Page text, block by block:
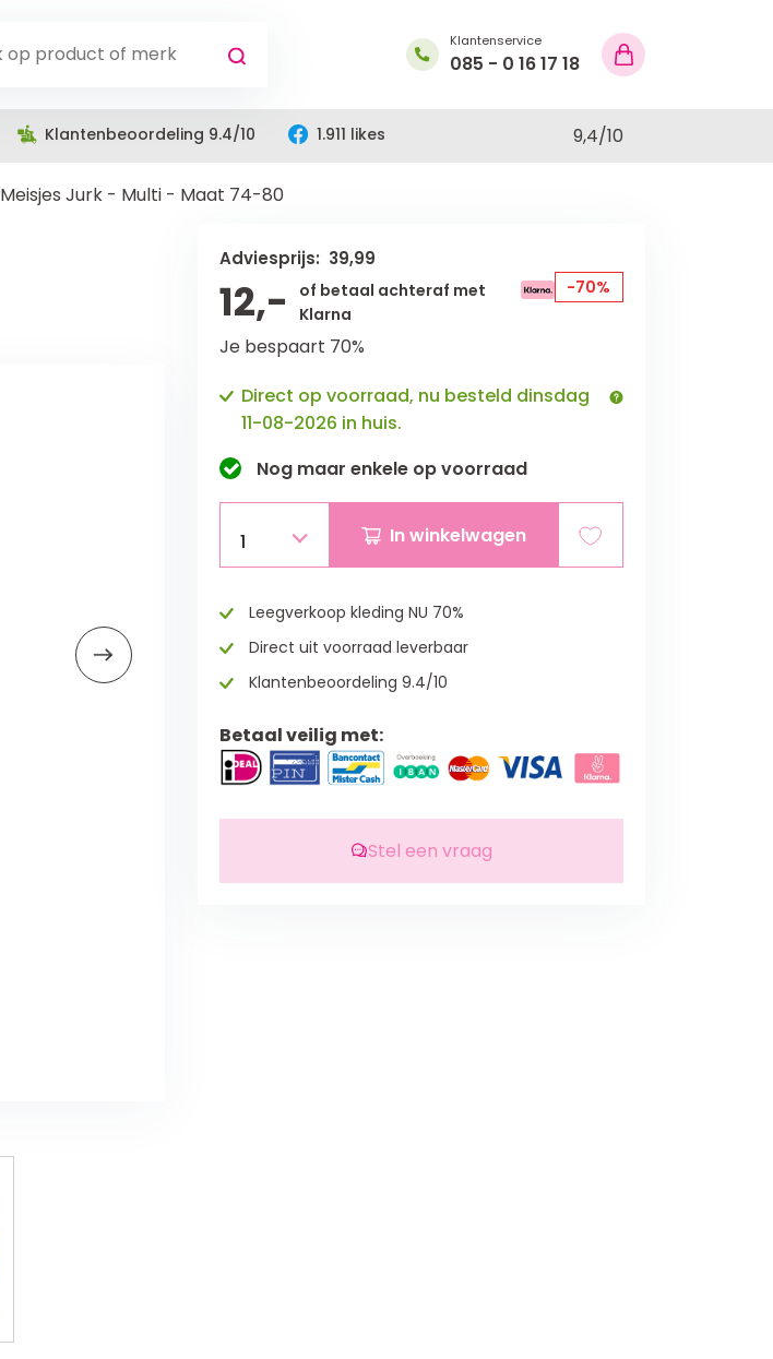
Klantenservice
085 - 0 16 17 18
Klantenbeoordeling 9.4/10 1.911 likes 9,4/10
Meisjes Jurk - Multi - Maat 74-80
Adviesprijs: 39,99
12,-
of betaal achteraf met
Klarna
-70%
Je bespaart 70%
Direct op voorraad, nu besteld dinsdag
11-08-2026 in huis.
Nog maar enkeleop voorraad
1 In winkelwagen
Leegverkoop kleding NU 70%
Direct uit voorraad leverbaar
Klantenbeoordeling 9.4/10
Betaal veilig met:
Stel een vraag